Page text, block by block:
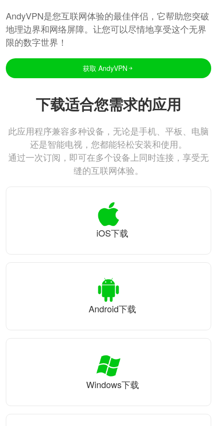
AndyVPN是您互联网体验的最佳伴侣，它帮助您突破
地理边界和网络屏障。让您可以尽情地享受这个无界
限的数字世界！
获取 AndyVPN
下载适合您需求的应用
此应用程序兼容多种设备，无论是手机、平板、电脑
还是智能电视，您都能轻松安装和使用。
通过一次订阅，即可在多个设备上同时连接，享受无
缝的互联网体验。
iOS下载
Android下载
Windows下载